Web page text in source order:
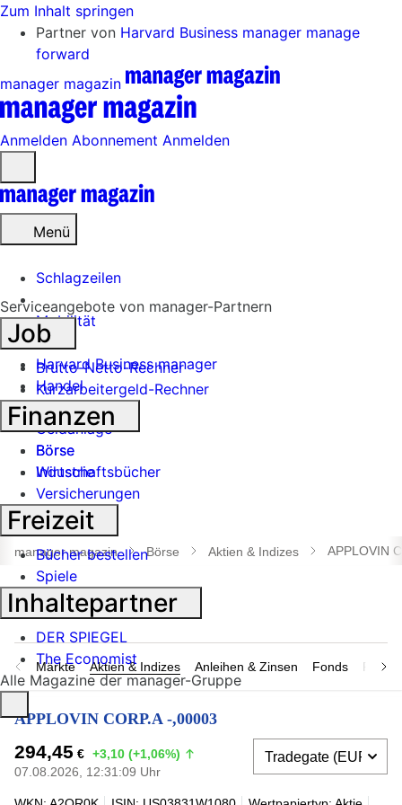
Zum Inhalt springen
Partner von Harvard Business manager manage
forward
manager magazin
Anmelden Abonnement Anmelden
öffnen
Menü
Schlagzeilen
Mobilität
Tech
Harvard Business manager
Handel
Banken
Geldanlage
Börse
Industrie
Suche
öffnen
manager magazin Börse Aktien & Indizes APPLOVIN
Märkte Aktien & Indizes Anleihen & Zinsen Fonds
APPLOVIN CORP.A -,00003
294,45 € +3,10 (+1,06%)
07.08.2026, 12:31:09 Uhr
Serviceangebote von manager-Partnern
Job
Brutto-Netto-Rechner
Kurzarbeitergeld-Rechner
Finanzen
Börse
Wirtschaftsbücher
Versicherungen
Freizeit
Bücher bestellen
Spiele
Inhaltepartner
DER SPIEGEL
The Economist
Alle Magazine der manager-Gruppe